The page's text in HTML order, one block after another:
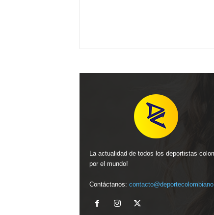
La actualidad de todos los deportistas
por el mundo!
Contáctanos: